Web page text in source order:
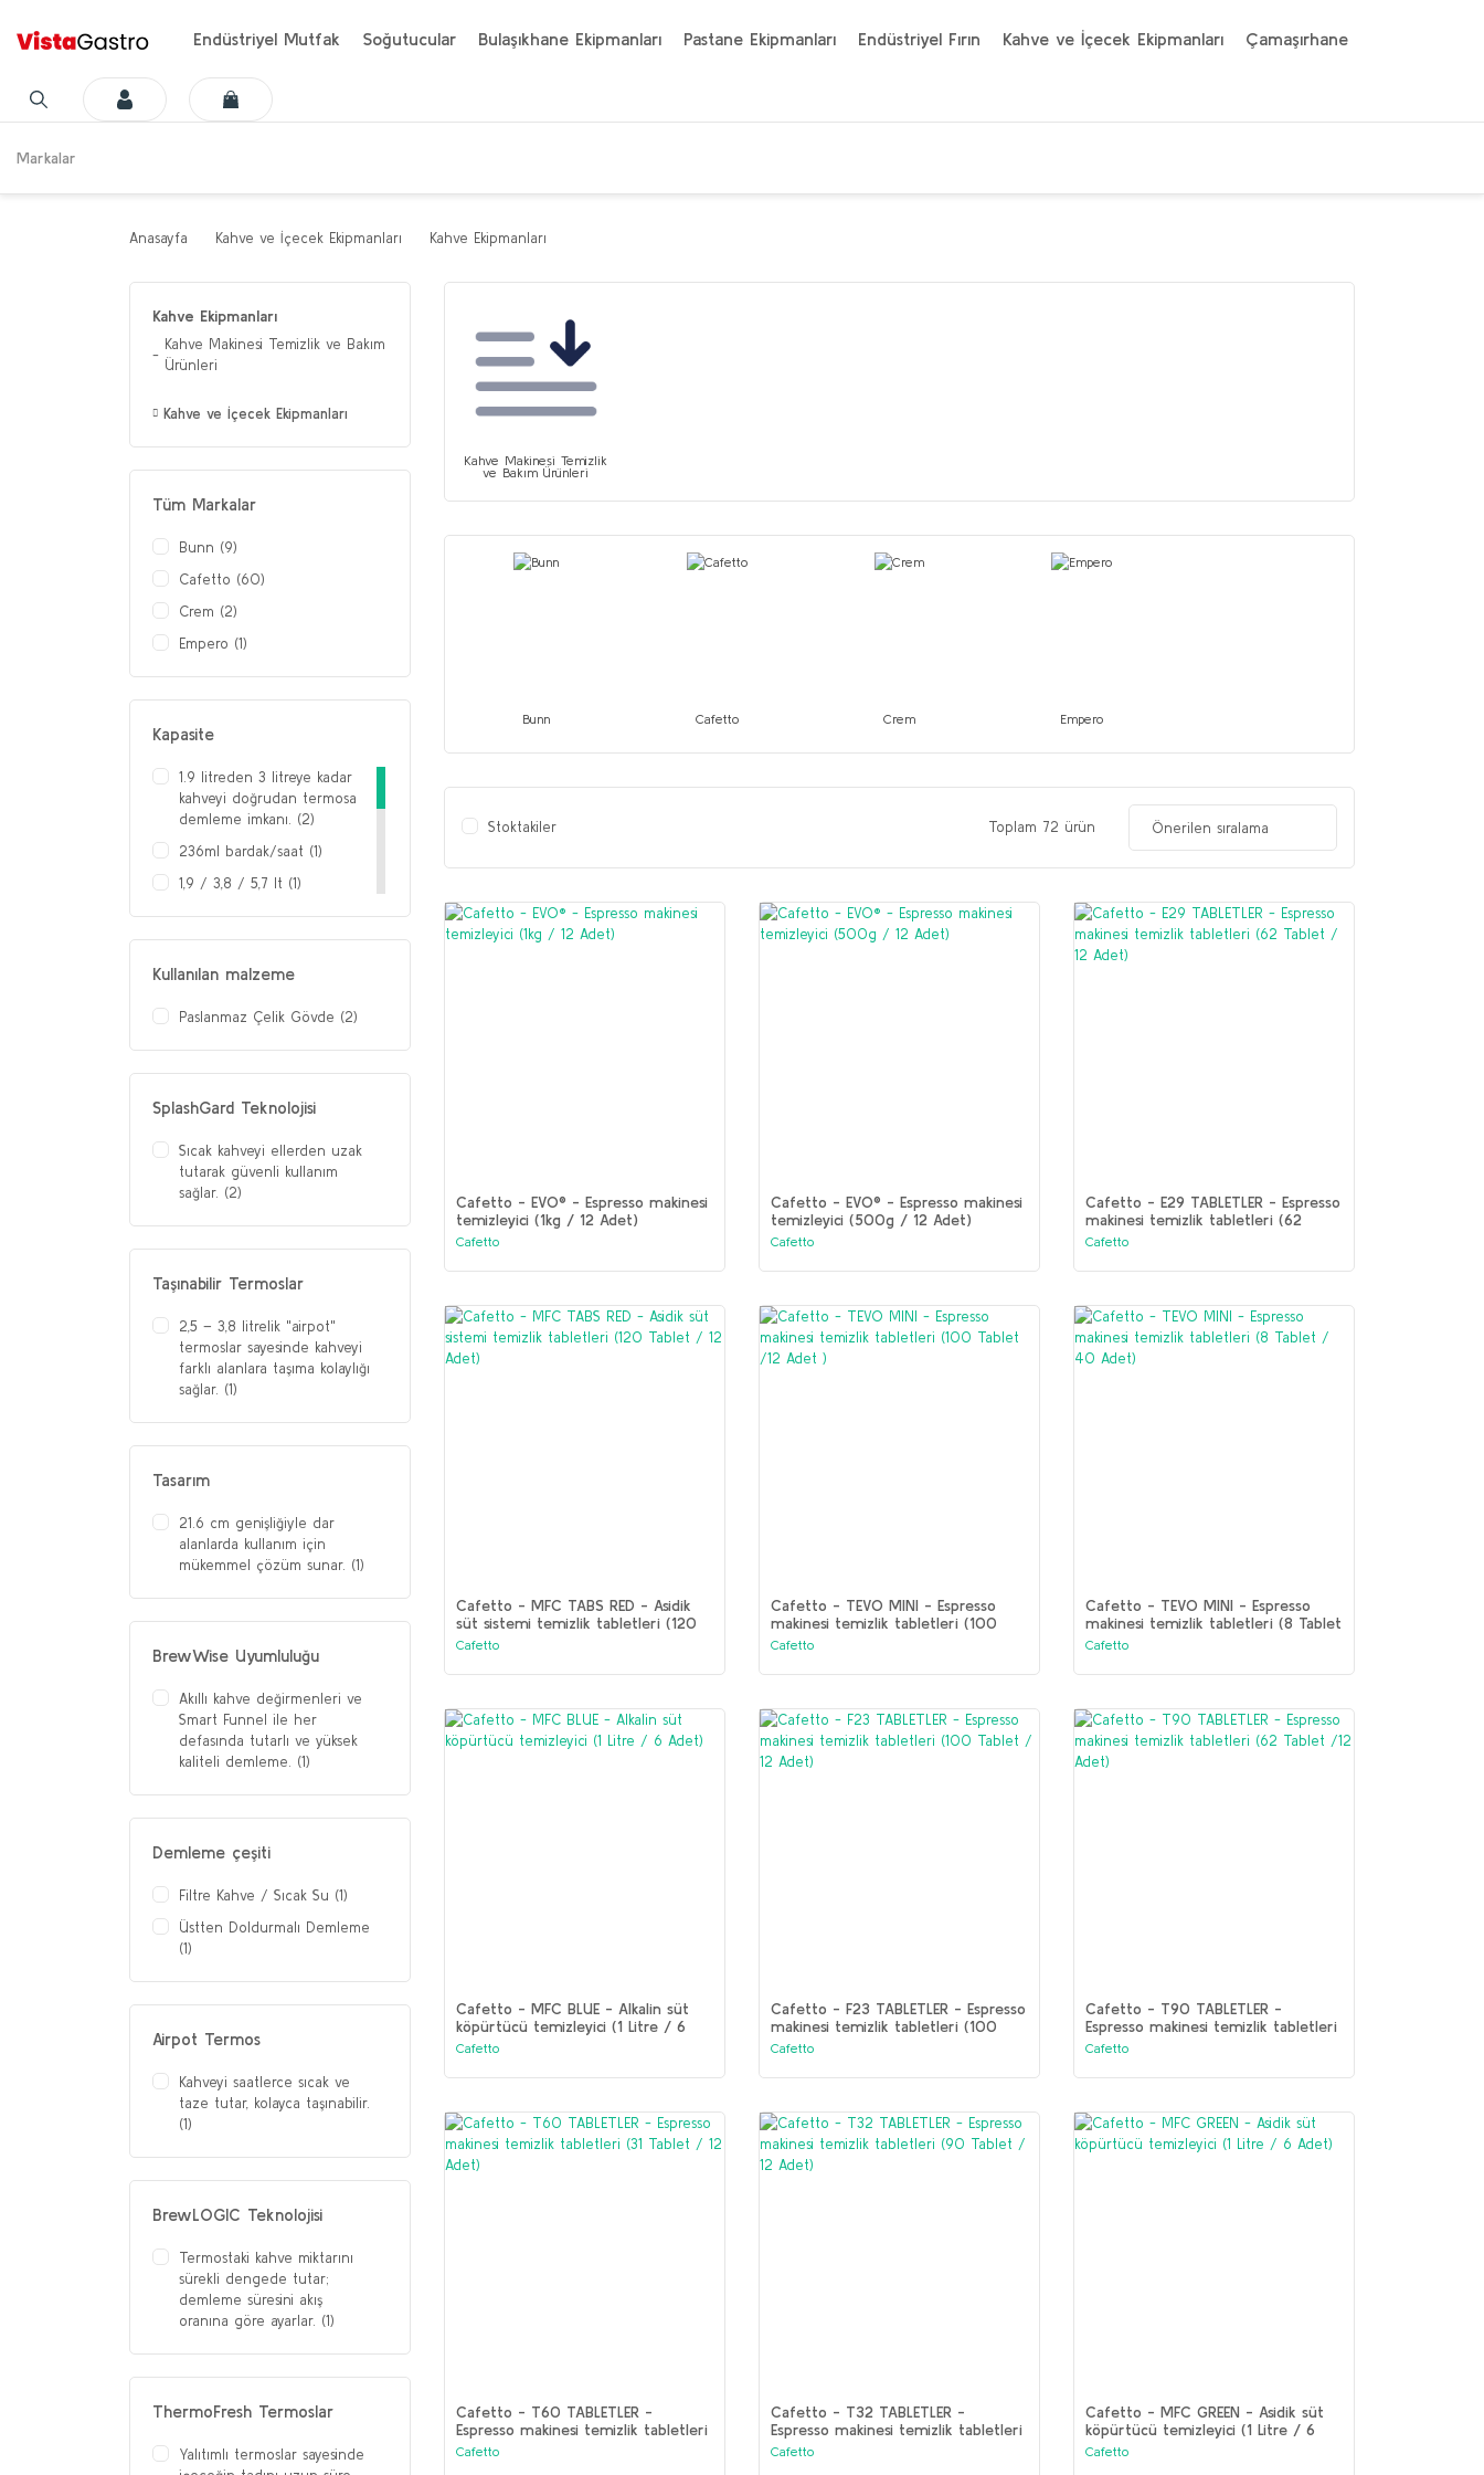
Endüstriyel Mutfak Soğutucular Bulaşıkhane Ekipmanları Pastane Ekipmanları Endüstriyel Fırın Kahve ve İçecek Ekipmanları Çamaşırhane
Markalar
Anasayfa Kahve ve İçecek Ekipmanları Kahve Ekipmanları
Kahve Ekipmanları
Kahve Makinesi Temizlik ve Bakım
Ürünleri
Kahve ve İçecek Ekipmanları
Tüm Markalar
Bunn (9)
Cafetto (60)
Crem (2)
Empero (1)
Kapasite
1.9 litreden 3 litreye kadar
kahveyi doğrudan termosa
demleme imkanı. (2)
236ml bardak/saat (1)
1,9 / 3,8 / 5,7 lt (1)
1.7 lt (1)
22 lt / saat kahve (1)
3 Termos Kapasitesi (1)
Tek seferde bardak sayısı: 12
Kullanılan malzeme
Paslanmaz Çelik Gövde (2)
SplashGard Teknolojisi
Sıcak kahveyi ellerden uzak
tutarak güvenli kullanım
sağlar. (2)
Taşınabilir Termoslar
2,5 – 3,8 litrelik "airpot"
termoslar sayesinde kahveyi
farklı alanlara taşıma kolaylığı
sağlar. (1)
Tasarım
21.6 cm genişliğiyle dar
alanlarda kullanım için
mükemmel çözüm sunar. (1)
BrewWise Uyumluluğu
Akıllı kahve değirmenleri ve
Smart Funnel ile her
defasında tutarlı ve yüksek
kaliteli demleme. (1)
Demleme çeşiti
Filtre Kahve / Sıcak Su (1)
Üstten Doldurmalı Demleme
(1)
Airpot Termos
Kahveyi saatlerce sıcak ve
taze tutar, kolayca taşınabilir.
(1)
BrewLOGIC Teknolojisi
Termostaki kahve miktarını
sürekli dengede tutar;
demleme süresini akış
oranına göre ayarlar. (1)
ThermoFresh Termoslar
Yalıtımlı termoslar sayesinde
Kahve Makinesi Temizlik
ve Bakım Ürünleri
Bunn Cafetto Crem Empero
Stoktakiler Toplam 72 ürün
Cafetto - EVO® - Espresso makinesi
temizleyici (1kg / 12 Adet)
Cafetto
Cafetto - EVO® - Espresso makinesi
temizleyici (500g / 12 Adet)
Cafetto
Cafetto - E29 TABLETLER - Espresso
makinesi temizlik tabletleri (62
Tablet / 12 Adet)
Cafetto
Cafetto - MFC TABS RED - Asidik
süt sistemi temizlik tabletleri (120
Tablet / 12 Adet)
Cafetto
Cafetto - TEVO MINI - Espresso
makinesi temizlik tabletleri (100
Tablet /12 Adet )
Cafetto
Cafetto - TEVO MINI - Espresso
makinesi temizlik tabletleri (8 Tablet
/ 40 Adet)
Cafetto
Cafetto - MFC BLUE - Alkalin süt
köpürtücü temizleyici (1 Litre / 6
Adet)
Cafetto
Cafetto - F23 TABLETLER - Espresso
makinesi temizlik tabletleri (100
Tablet / 12 Adet)
Cafetto
Cafetto - T90 TABLETLER -
Espresso makinesi temizlik tabletleri
(62 Tablet /12 Adet)
Cafetto
Cafetto - T60 TABLETLER -
Espresso makinesi temizlik tabletleri
(31 Tablet / 12 Adet)
Cafetto
Cafetto - T32 TABLETLER -
Espresso makinesi temizlik tabletleri
(90 Tablet / 12 Adet)
Cafetto
Cafetto - MFC GREEN - Asidik süt
köpürtücü temizleyici (1 Litre / 6
Adet)
Cafetto